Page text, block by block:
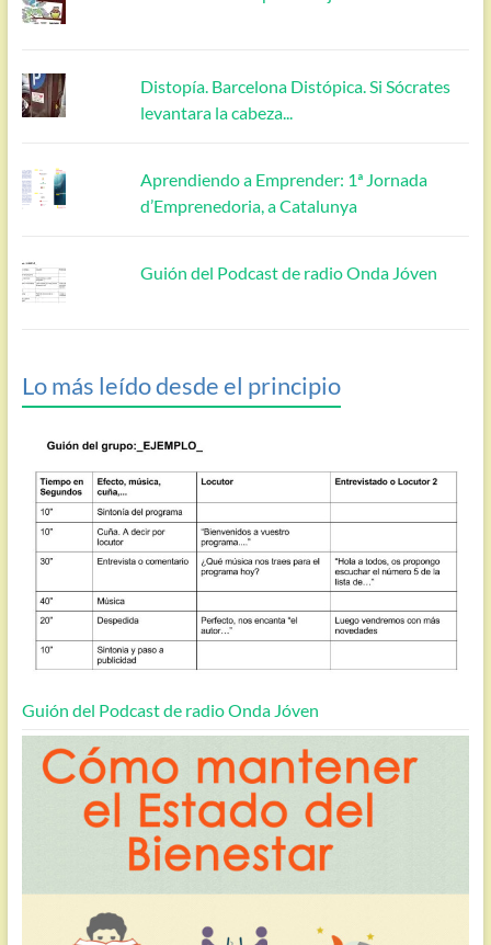
Distopía. Barcelona Distópica. Si Sócrates
levantara la cabeza...
Aprendiendo a Emprender: 1ª Jornada
d’Emprenedoria, a Catalunya
Guión del Podcast de radio Onda Jóven
Lo más leído desde el principio
Guión del Podcast de radio Onda Jóven